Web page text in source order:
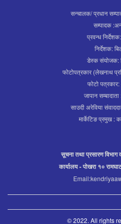
सन्चालक/ प्रधान
सम्पादक
प्रवन्ध
निर्देशक:
डेस्क संयोजक:
फोटोपत्रकार (लेखनाथ
फोटो
जापान
साउदी अरेविया
मार्केटिङ प्रमुख :
सूचना तथा प्रसारण
कार्यालय - पोखरा १०
© 2022. All rights